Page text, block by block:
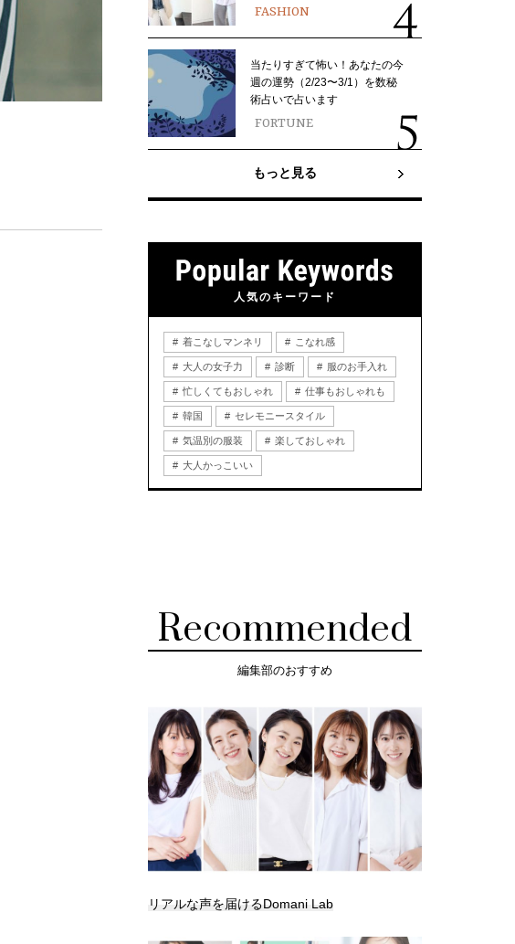
FASHION
当たりすぎて怖い！あなたの今
週の運勢（2/23〜3/1）を数秘
術占いで占います
FORTUNE
もっと見る
人気のキーワード
着こなしマンネリ こなれ感
大人の女子力 診断 服のお手入れ
忙しくてもおしゃれ 仕事もおしゃれも
韓国 セレモニースタイル
気温別の服装 楽しておしゃれ
大人かっこいい
Recommended
編集部のおすすめ
リアルな声を届けるDomani Lab